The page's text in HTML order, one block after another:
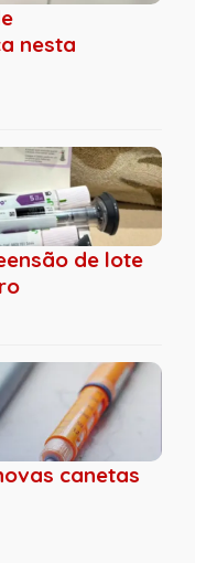
nesta
de lote
canetas